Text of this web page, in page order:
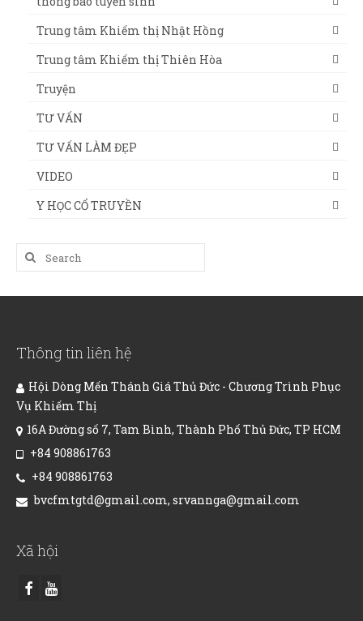
Trung tâm Khiếm thị Nhật Hồng
Trung tâm Khiếm thị Thiên Hòa
Truyện
TƯ VẤN
TƯ VẤN LÀM ĐẸP
VIDEO
Y HỌC CỔ TRUYỀN
Search
for:
Thông tin liên hệ
Hội Dòng Mến Thánh Giá Thủ Đức - Chương Trình Phục
Vụ Khiếm Thị
16A Đường số 7, Tam Bình, Thành Phố Thủ Đức, TP HCM
+84 908861763
+84 908861763
bvcfmtgtd@gmail.com, srvannga@gmail.com
Xã hội